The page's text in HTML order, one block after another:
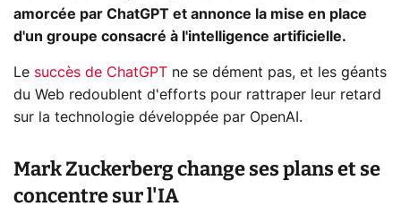
amorcée par ChatGPT et annonce la mise en place
d'un groupe consacré à l'intelligence artificielle.
Le succès de ChatGPT ne se dément pas, et les géants
du Web redoublent d'efforts pour rattraper leur retard
sur la technologie développée par OpenAI.
Mark Zuckerberg change ses plans et se
concentre sur l'IA